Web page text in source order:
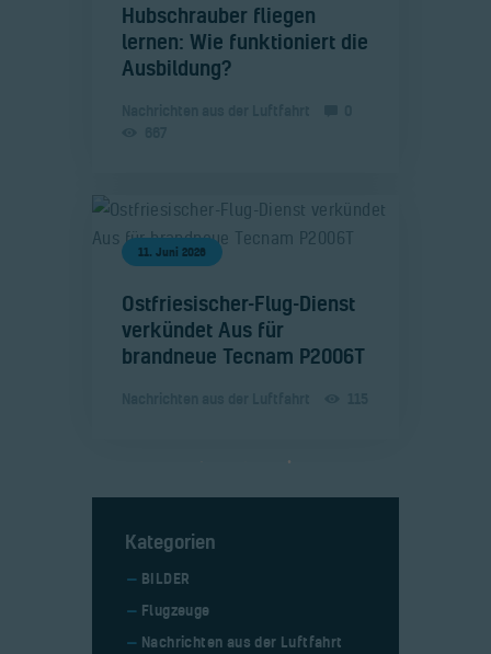
​Hubschrauber fliegen
lernen: Wie funktioniert die
Ausbildung?
11. Juni 2026
​Ostfriesischer-Flug-Dienst
verkündet Aus für
brandneue Tecnam P2006T
Kategorien
BILDER
Flugzeuge
Nachrichten aus der Luftfahrt